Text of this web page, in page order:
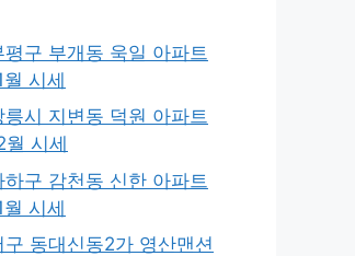
평구 부개동 욱일 아파트
시세
릉시 지변동 덕원 아파트
시세
하구 감천동 신한 아파트
시세
구 동대신동2가 영산맨션